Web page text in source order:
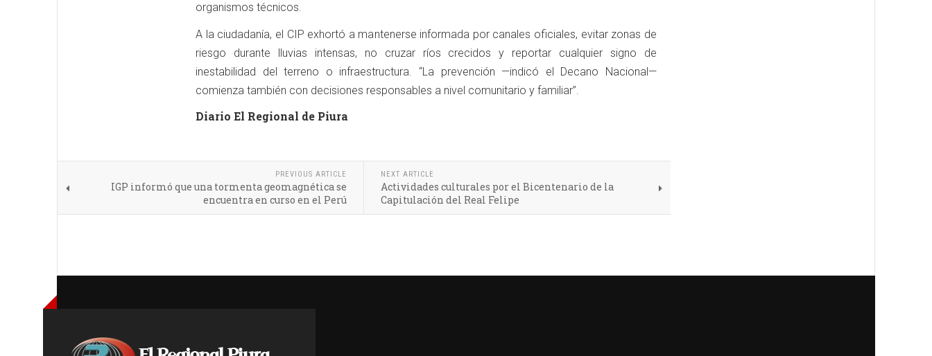
organismos técnicos.
A la ciudadanía, el CIP exhortó a mantenerse informada por canales oficiales, evitar zonas de
riesgo durante lluvias intensas, no cruzar ríos crecidos y reportar cualquier signo de
inestabilidad del terreno o infraestructura. “La prevención —indicó el Decano Nacional—
comienza también con decisiones responsables a nivel comunitario y familiar”.
Diario El Regional de Piura
PREVIOUS ARTICLE
IGP informó que una tormenta geomagnética se
encuentra en curso en el Perú
NEXT ARTICLE
Actividades culturales por el Bicentenario de la
Capitulación del Real Felipe